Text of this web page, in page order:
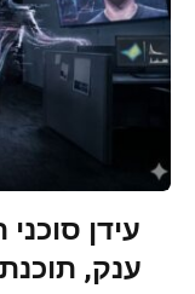
ענק,